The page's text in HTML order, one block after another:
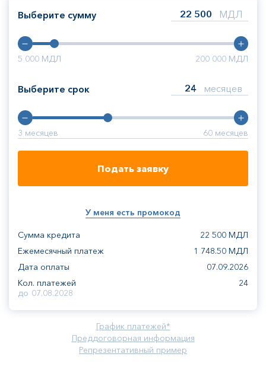
Выберите сумму МДЛ
5 000 МДЛ 200 000 МДЛ
Выберите срок месяцев
3 месяцев 60 месяцев
Сумма кредита 22 500 МДЛ
Ежемесячный платеж
1 748.50 МДЛ
Дата оплаты
07.09.2026
Кол. платежей
до 07.08.2028
24
Подать заявку
У меня есть промокод
График платежей*
Преддоговорная информация
Репрезентативный пример